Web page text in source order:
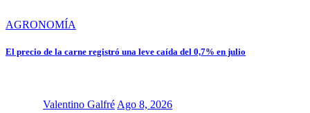
AGRONOMÍA
El precio de la carne registró una leve caída del 0,7% en julio
Valentino Galfré Ago 8, 2026